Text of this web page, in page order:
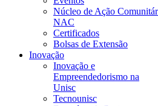
Núcleo de Ação
NAC
Certificados
Bolsas de Extensão
Inovação
Inovação e
Empreendedorismo na
Unisc
Tecnounisc